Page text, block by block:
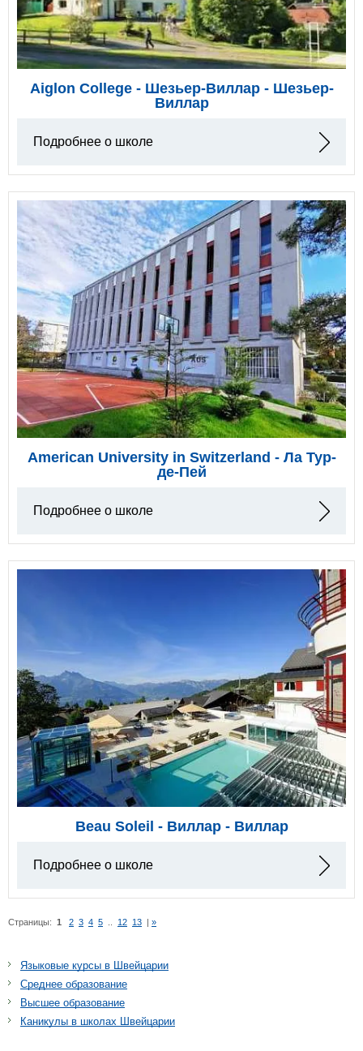
Aiglon College - Шезьер-Виллар - Шезьер-
Виллар
Подробнее о школе
American University in Switzerland - Ла Тур-
де-Пей
Подробнее о школе
Beau Soleil - Виллар - Виллар
Подробнее о школе
Страницы: 1 2 3 4 5 12 13 | »
Языковые курсы в Швейцарии
Среднее образование
Высшее образование
Каникулы в школах Швейцарии